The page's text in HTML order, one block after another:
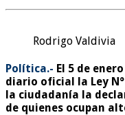
Rodrigo Valdivia
Política.- El 5 de
diario oficial la Ley
la ciudadanía la
de quienes ocupan